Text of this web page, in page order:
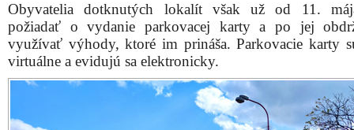
Obyvatelia dotknutých lokalít však už od 11.
požiadať o vydanie parkovacej karty a po jej
využívať výhody, ktoré im prináša. Parkovacie karty
virtuálne a evidujú sa elektronicky.